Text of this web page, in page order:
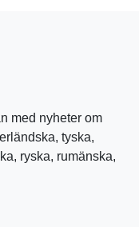
med nyheter om
tyska,
ryska, rumänska,